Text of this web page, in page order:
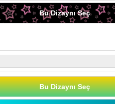
Bu Dizaynı Seç
Bu Dizaynı Seç